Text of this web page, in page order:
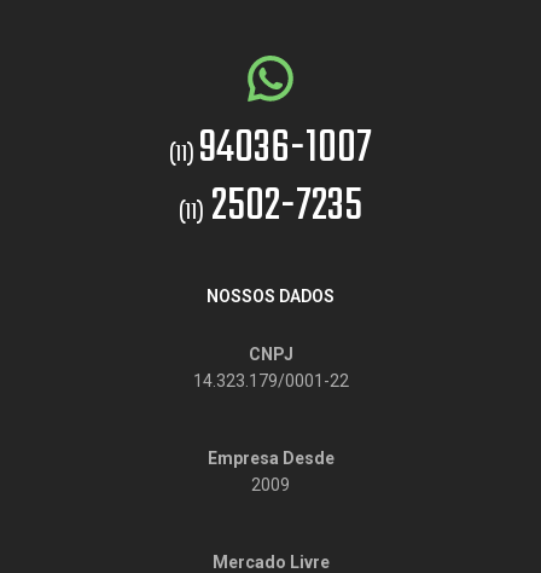
(11) 94036-1007
(11) 2502-7235
NOSSOS DADOS
CNPJ
14.323.179/0001-22
Empresa Desde
2009
Mercado Livre